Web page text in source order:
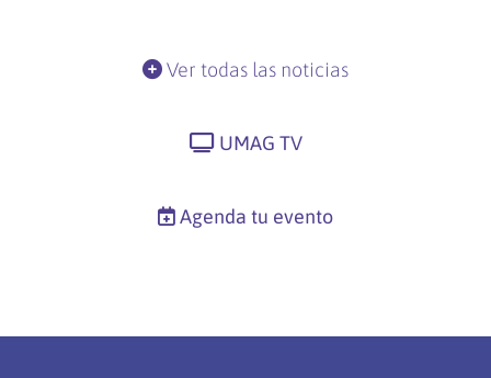
Ver todas las noticias
UMAG TV
Agenda tu evento